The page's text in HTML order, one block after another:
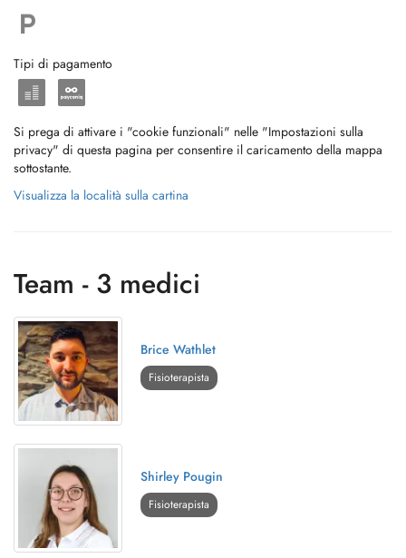
Tipi di pagamento
Si prega di attivare i "cookie funzionali" nelle "Impostazioni sulla
privacy" di questa pagina per consentire il caricamento della mappa
sottostante.
Visualizza la località sulla cartina
Team - 3 medici
Brice Wathlet
Fisioterapista
Shirley Pougin
Fisioterapista